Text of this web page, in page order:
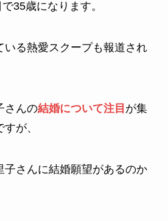
35歳になります。
いる熱愛スクープも報道され
さんの結婚について注目 が集
が、
子さんに結婚願望があるのか